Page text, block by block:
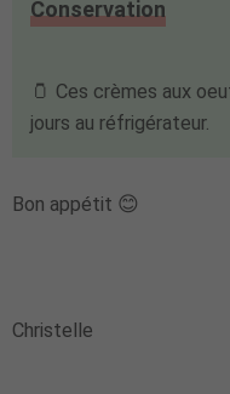
Conservation
🫙 Ces crèmes aux
jours au réfrigérateur.
Bon appétit 😊
Christelle